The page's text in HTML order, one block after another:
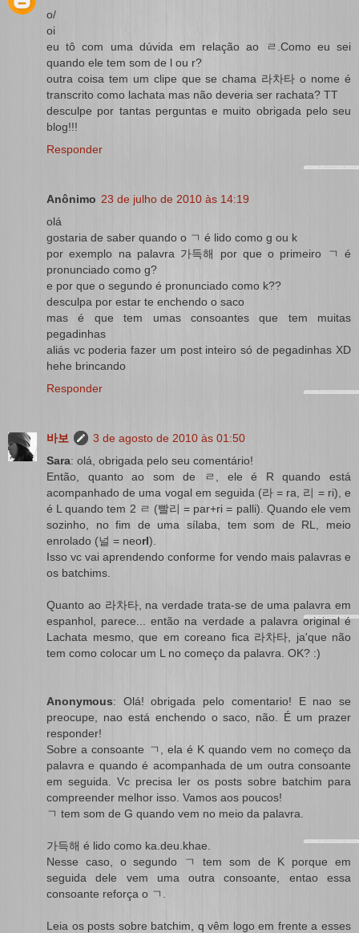
o/
oi
eu tô com uma dúvida em relação ao ㄹ.Como eu sei
quando ele tem som de l ou r?
outra coisa tem um clipe que se chama 라차타 o nome é
transcrito como lachata mas não deveria ser rachata? TT
desculpe por tantas perguntas e muito obrigada pelo seu
blog!!!
Responder
Anônimo 23 de julho de 2010 às 14:19
olá
gostaria de saber quando o ㄱ é lido como g ou k
por exemplo na palavra 가득해 por que o primeiro ㄱ é
pronunciado como g?
e por que o segundo é pronunciado como k??
desculpa por estar te enchendo o saco
mas é que tem umas consoantes que tem muitas
pegadinhas
aliás vc poderia fazer um post inteiro só de pegadinhas XD
hehe brincando
Responder
바보
3 de agosto de 2010 às 01:50
Sara: olá, obrigada pelo seu comentário!
Então, quanto ao som de ㄹ, ele é R quando está
acompanhado de uma vogal em seguida (라 = ra, 리 = ri), e
é L quando tem 2 ㄹ (빨리 = par+ri = palli). Quando ele vem
sozinho, no fim de uma sílaba, tem som de RL, meio
enrolado (널 = neorl).
Isso vc vai aprendendo conforme for vendo mais palavras e
os batchims.
Quanto ao 라차타, na verdade trata-se de uma palavra em
espanhol, parece... então na verdade a palavra original é
Lachata mesmo, que em coreano fica 라차타, ja'que não
tem como colocar um L no começo da palavra. OK? :)
Anonymous: Olá! obrigada pelo comentario! E nao se
preocupe, nao está enchendo o saco, não. É um prazer
responder!
Sobre a consoante ㄱ, ela é K quando vem no começo da
palavra e quando é acompanhada de um outra consoante
em seguida. Vc precisa ler os posts sobre batchim para
compreender melhor isso. Vamos aos poucos!
ㄱ tem som de G quando vem no meio da palavra.
가득해 é lido como ka.deu.khae.
Nesse caso, o segundo ㄱ tem som de K porque em
seguida dele vem uma outra consoante, entao essa
consoante reforça o ㄱ.
Leia os posts sobre batchim, q vêm logo em frente a esses